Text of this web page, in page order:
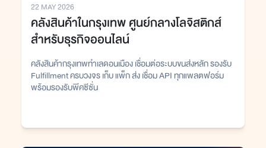
22 MAY 2026
คลังสินค้าในกรุงเทพ ศูนย์กลางโลจิสติกส์
สำหรับธุรกิจออนไลน์
คลังสินค้ากรุงเทพทำเลดอนเมือง เชื่อมต่อระบบขนส่งหลัก รองรับ
Fulfillment ครบวงจร เก็บ แพ็ก ส่ง เชื่อม API ทุกแพลตฟอร์ม
พร้อมรองรับพีคซีซั่น